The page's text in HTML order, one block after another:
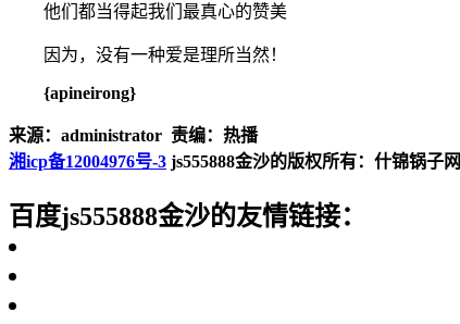
他们都当得起我们最真心的赞美
因为，没有一种爱是理所当然！
{apineirong}
来源：administrator 责编：热播
湘icp备12004976号-3 js555888金沙的版权所有：什锦锅子网
百度js555888金沙的友情链接：